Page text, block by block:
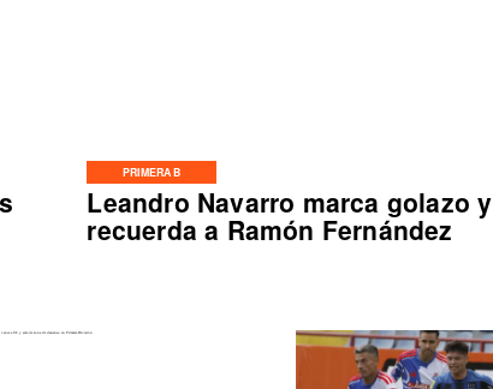
PRIMERA B
Leandro Navarro marca golazo y
recuerda a Ramón Fernández